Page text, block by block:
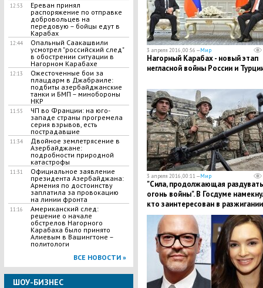
12:53
Ереван принял
распоряжение по отправке
добровольцев на
передовую – бойцы едут в
Карабах
12:44
Опальный Саакашвили
усмотрел "российский след"
в обострении ситуации в
Нагорном Карабахе
12:13
Ожесточенные бои за
плацдарм в Джабраиле:
подбиты азербайджанские
танки и БМП – минобороны
НКР
11:55
ЧП во Франции: на юго-
западе страны прогремела
серия взрывов, есть
пострадавшие
11:34
Двойное землетрясение в
Азербайджане:
подробности природной
катастрофы
11:31
Официальное заявление
президента Азербайджана:
Армения по достоинству
заплатила за провокацию
на линии фронта
11:16
Американский след:
решение о начале
обстрелов Нагорного
Карабаха было принято
Алиевым в Вашингтоне –
политологи
ВСЕ НОВОСТИ »
ШОУ-БИЗНЕС
3 апреля 2016, 00:56 —Мир
Нагорный Карабах - новый этап
негласной войны России и
3 апреля 2016, 00:11 —Мир
"Сила, продолжающая раздувать
огонь войны". В Госдуме
кто заинтересован в разжигании
конфликта в НКР